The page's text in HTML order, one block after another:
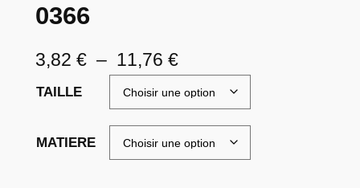
0366
3,82 € – 11,76 €P
l
a
g
TAILLE
MATIERE